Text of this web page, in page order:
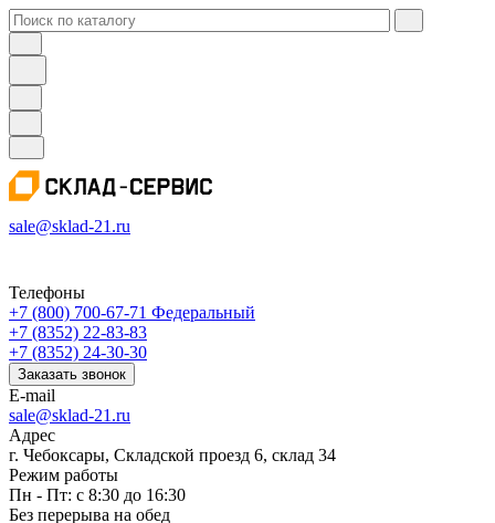
sale@sklad-21.ru
Телефоны
+7 (800) 700-67-71 Федеральный
+7 (8352) 22-83-83
+7 (8352) 24-30-30
Заказать звонок
E-mail
sale@sklad-21.ru
Адрес
г. Чебоксары, Складской проезд 6, склад 34
Режим работы
Пн - Пт: с 8:30 до 16:30
Без перерыва на обед